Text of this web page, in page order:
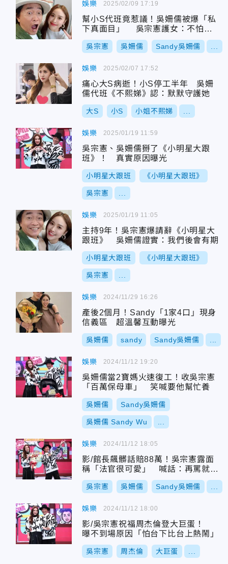
娛樂
幫小S代班竟惹議！吳姍儒被爆「私
下真面目」 吳宗憲護女：不怕被
討厭
吳宗憲 吳姍儒 Sandy吳姍儒
2025/02/09 17:19
娛樂
痛心大S病逝！小S停工半年 吳姍
儒代班《不熙娣》認：默默守護她
大S 小S 小姐不熙娣
2025/02/07 17:52
娛樂
吳宗憲、吳姍儒掰了《小明星大跟
班》！ 真實原因曝光
小明星大跟班 《小明星大跟班》
吳宗憲
2025/01/19 11:59
娛樂
主持9年！吳宗憲爆請辭《小明星大
跟班》 吳姍儒證實：我們後會有期
小明星大跟班 《小明星大跟班》
吳宗憲
2025/01/19 11:05
娛樂
產後2個月！Sandy「1家4口」現身
信義區 超溫馨互動曝光
吳姍儒 sandy Sandy吳姍儒
2024/11/29 16:26
娛樂
吳姍儒當2寶媽火速復工！收吳宗憲
「百萬保母車」 笑喊要他幫忙養
吳姍儒 Sandy吳姍儒
吳姍儒 Sandy Wu
2024/11/12 19:20
娛樂
影/館長飆髒話賠88萬！吳宗憲露面
稱「法官很可愛」 喊話：再罵就再
賠
吳宗憲 吳姍儒 Sandy吳姍儒
2024/11/12 18:05
娛樂
影/吳宗憲祝福周杰倫登大巨蛋！
曝不到場原因「怕台下比台上熱鬧」
吳宗憲 周杰倫 大巨蛋
2024/11/12 18:00